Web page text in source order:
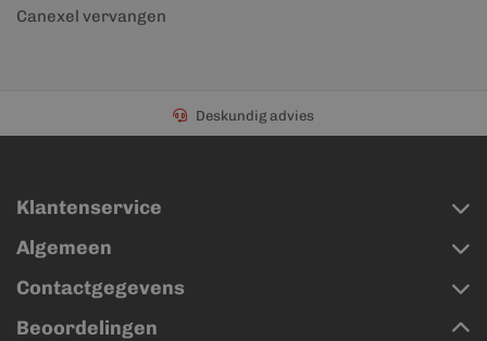
Canexel vervangen
Deskundig advies
Klantenservice
Algemeen
Contactgegevens
Beoordelingen